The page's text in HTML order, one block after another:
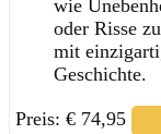
wie
oder Risse
mit
Geschichte.
Preis: € 74,95